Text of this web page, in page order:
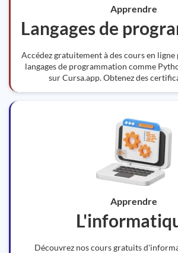
Apprendre
Langages de
Accédez gratuitement à des cours en
langages de programmation comme
sur Cursa.app. Obtenez des
Apprendre
Découvrez nos cours gratuits